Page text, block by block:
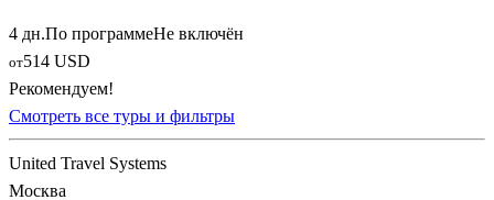
4 дн.По программеНе включён
от514 USD
Рекомендуем!
Смотреть все туры и фильтры
United Travel Systems
Москва